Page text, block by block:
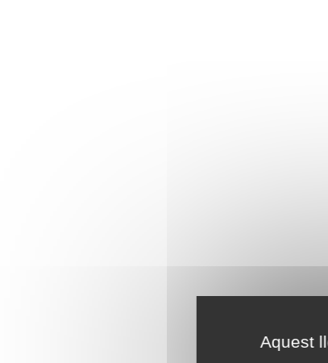
Aquest